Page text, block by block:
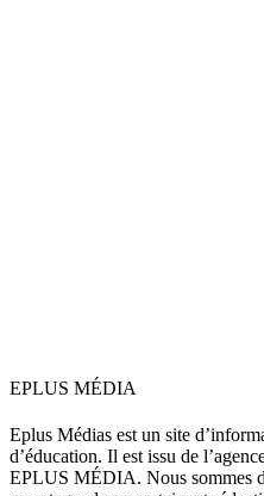
EPLUS MÉDIA
Eplus Médias est un site
d’éducation. Il est issu de
EPLUS MÉDIA. Nous sommes